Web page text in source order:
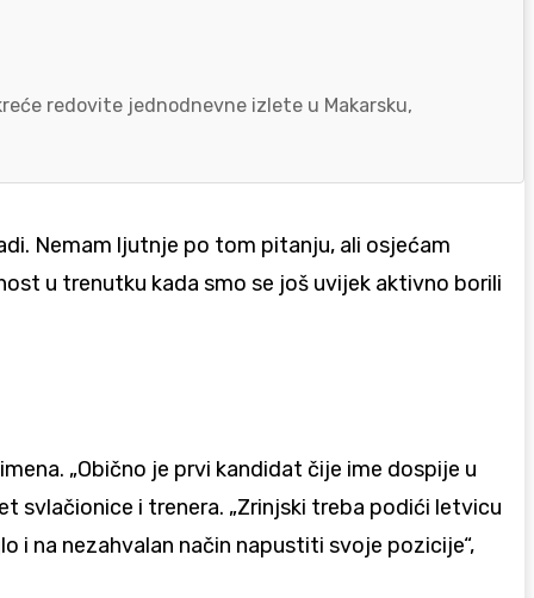
redovite jednodnevne izlete u Makarsku,
Nemam ljutnje po tom pitanju, ali osjećam
u trenutku kada smo se još uvijek aktivno borili
„Obično je prvi kandidat čije ime dospije u
svlačionice i trenera. „Zrinjski treba podići letvicu
i na nezahvalan način napustiti svoje pozicije“,